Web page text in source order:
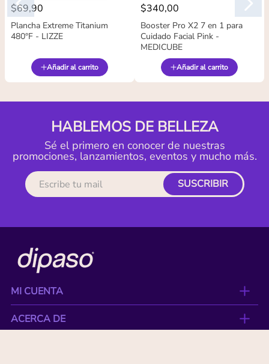
$69,90
Plancha Extreme Titanium
480°F - LIZZE
Añadir al carrito
$340,00
Booster Pro X2 7 en 1 para
Cuidado Facial Pink -
MEDICUBE
Añadir al carrito
HABLEMOS DE BELLEZA
Sé el primero en conocer de nuestras
promociones, lanzamientos, eventos y mucho más.
SUSCRIBIR
MI CUENTA
ACERCA DE